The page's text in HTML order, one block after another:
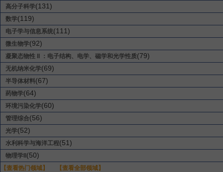
高分子科学(131)
数学(119)
电子学与信息系统(111)
微生物学(92)
凝聚态物性 II ：电子结构、电学、磁学和光学性质(79)
无机纳米化学(69)
半导体材料(67)
药物学(64)
环境污染化学(60)
管理综合(56)
光学(52)
水利科学与海洋工程(51)
物理学II (50)
【查看热门领域】 【查看全部领域】